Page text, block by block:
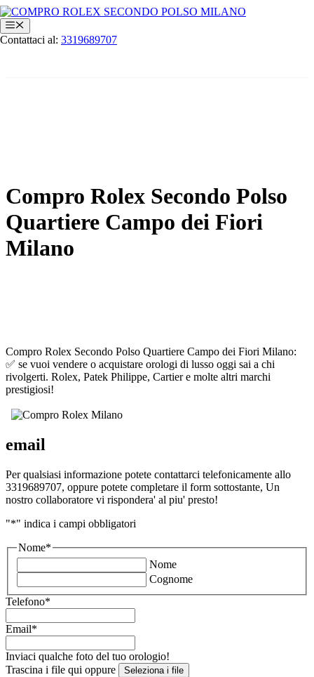
Vai
al
contenuto
Menu
Contattaci al: 3319689707
Compro Rolex Secondo Polso
Quartiere Campo dei Fiori
Milano
Compro Rolex Secondo Polso Quartiere Campo dei Fiori Milano:
✅ se vuoi vendere o acquistare orologi di lusso oggi sai a chi
rivolgerti. Rolex, Patek Philippe, Cartier e molte altri marchi
prestigiosi!
email
Per qualsiasi informazione potete contattarci telefonicamente allo
3319689707, oppure potete completare il form sottostante, Un
nostro collaboratore vi rispondera' al piu' presto!
"*" indica i campi obbligatori
Nome*
Nome
Cognome
Telefono*
Email*
Inviaci qualche foto del tuo orologio!
Trascina i file qui oppure
Seleziona i file